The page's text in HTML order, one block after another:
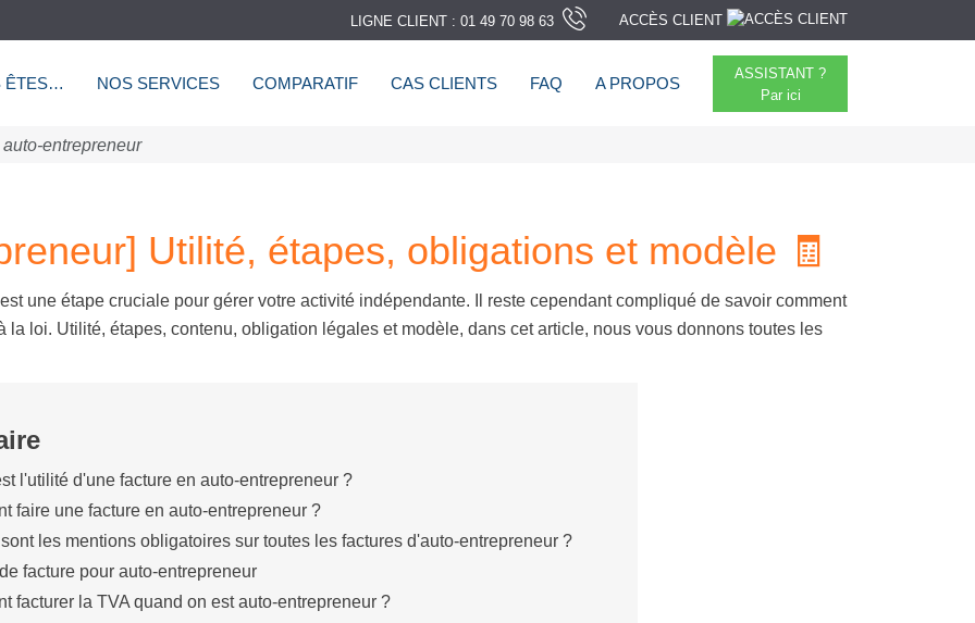
LIGNE CLIENT : 01 49 70 98 63 ACCÈS CLIENT
ÊTES… NOS SERVICES COMPARATIF CAS CLIENTS FAQ A PROPOS
ASSISTANT ?
Par ici
entrepreneur
Utilité, étapes, obligations et modèle ​🧾
une étape cruciale pour gérer votre activité indépendante. Il reste cependant compliqué de savoir comment
la loi. Utilité, étapes, contenu, obligation légales et modèle, dans cet article, nous vous donnons toutes les
l'utilité d'une facture en auto-entrepreneur ?
faire une facture en auto-entrepreneur ?
les mentions obligatoires sur toutes les factures d'auto-entrepreneur ?
facture pour auto-entrepreneur
facturer la TVA quand on est auto-entrepreneur ?